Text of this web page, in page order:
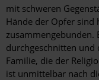
mit schweren
Hände der Opfer sind
zusammengebunden.
durchgeschnitten
Familie, die der
ist unmittelbar nach